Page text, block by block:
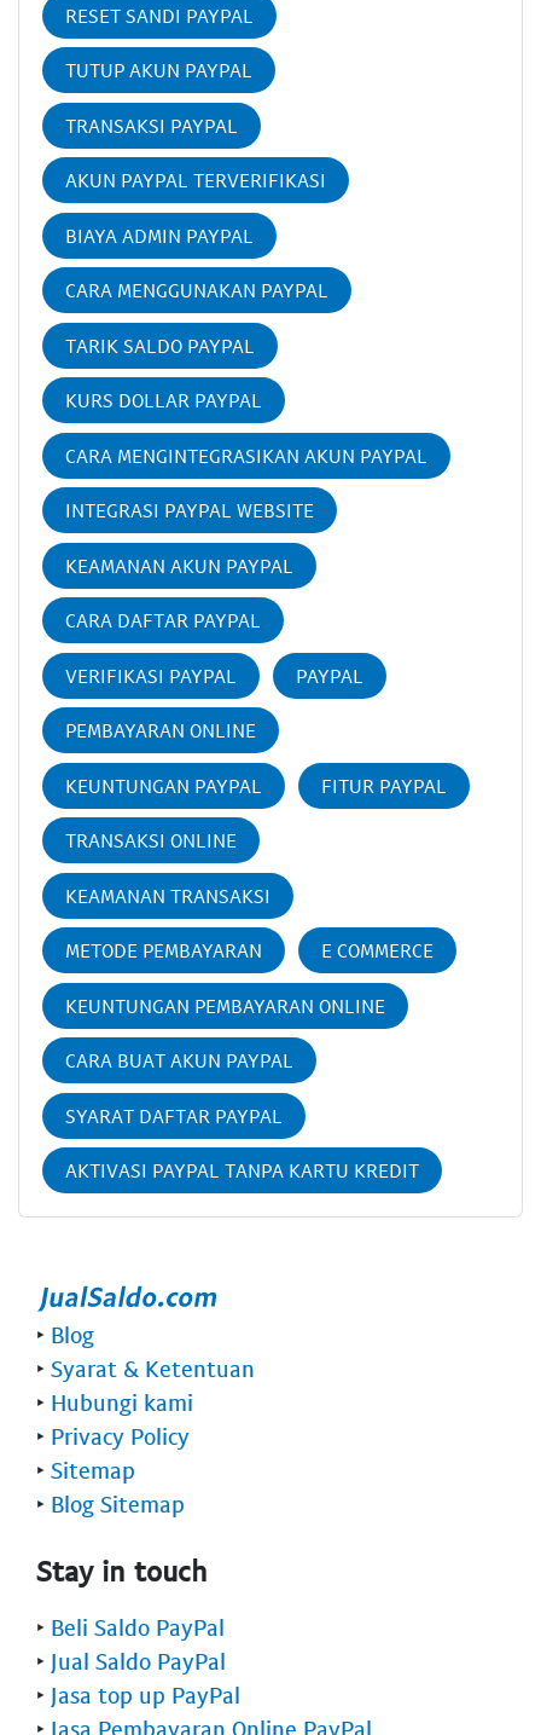
RESET SANDI PAYPAL
TUTUP AKUN PAYPAL
TRANSAKSI PAYPAL
AKUN PAYPAL TERVERIFIKASI
BIAYA ADMIN PAYPAL
CARA MENGGUNAKAN PAYPAL
TARIK SALDO PAYPAL
KURS DOLLAR PAYPAL
CARA MENGINTEGRASIKAN AKUN PAYPAL
INTEGRASI PAYPAL WEBSITE
KEAMANAN AKUN PAYPAL
CARA DAFTAR PAYPAL
VERIFIKASI PAYPAL PAYPAL
PEMBAYARAN ONLINE
KEUNTUNGAN PAYPAL FITUR PAYPAL
TRANSAKSI ONLINE
KEAMANAN TRANSAKSI
METODE PEMBAYARAN E COMMERCE
KEUNTUNGAN PEMBAYARAN ONLINE
CARA BUAT AKUN PAYPAL
SYARAT DAFTAR PAYPAL
AKTIVASI PAYPAL TANPA KARTU KREDIT
‣ Blog
‣ Syarat & Ketentuan
‣ Hubungi kami
‣ Privacy Policy
‣ Sitemap
‣ Blog Sitemap
Stay in touch
‣ Beli Saldo PayPal
‣ Jual Saldo PayPal
‣ Jasa top up PayPal
‣ Jasa Pembayaran Online PayPal